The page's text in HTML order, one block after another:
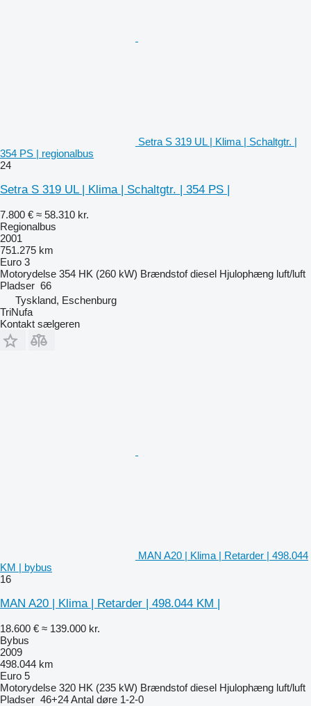
Setra S 319 UL | Klima | Schaltgtr. |
354 PS | regionalbus
24
Setra S 319 UL | Klima | Schaltgtr. | 354 PS |
7.800 € ≈ 58.310 kr.
Regionalbus
2001
751.275 km
Euro 3
Motorydelse 354 HK (260 kW) Brændstof diesel Hjulophæng luft/luft
Pladser 66
Tyskland, Eschenburg
TriNufa
Kontakt sælgeren
MAN A20 | Klima | Retarder | 498.044
KM | bybus
16
MAN A20 | Klima | Retarder | 498.044 KM |
18.600 € ≈ 139.000 kr.
Bybus
2009
498.044 km
Euro 5
Motorydelse 320 HK (235 kW) Brændstof diesel Hjulophæng luft/luft
Pladser 46+24Antal døre 1-2-0